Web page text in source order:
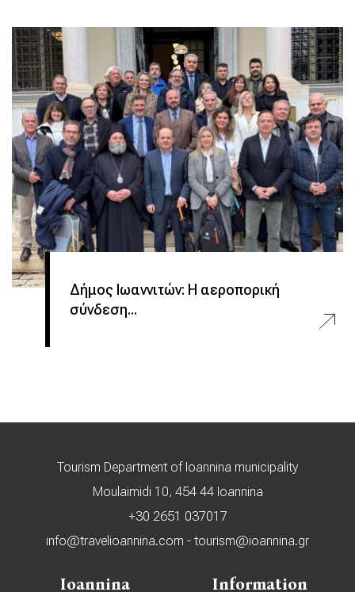
Δήμος Ιωαννιτών: Η αεροπορική
σύνδεση...
Tourism Department of Ioannina municipality
Moulaimidi 10, 454 44 Ioannina
+30 2651 037017
info@travelioannina.com - tourism@ioannina.gr
Ioannina
Information